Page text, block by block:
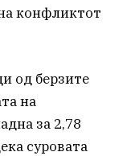
конфликтот
од берзите
на
за 2,78
суровата